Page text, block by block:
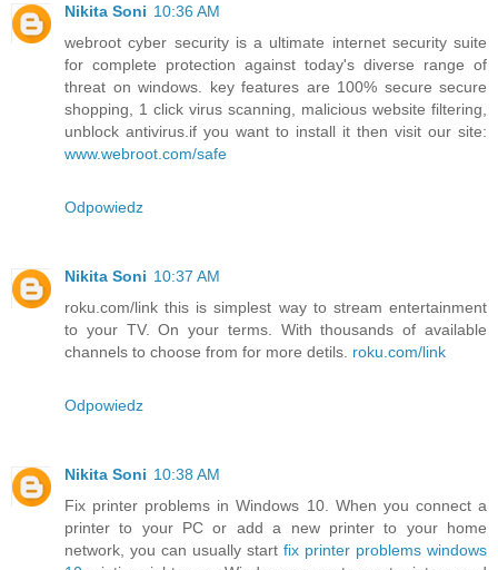
Nikita Soni 10:36 AM
webroot cyber security is a ultimate internet security suite
for complete protection against today's diverse range of
threat on windows. key features are 100% secure secure
shopping, 1 click virus scanning, malicious website filtering,
unblock antivirus.if you want to install it then visit our site:
www.webroot.com/safe
Odpowiedz
Nikita Soni 10:37 AM
roku.com/link this is simplest way to stream entertainment
to your TV. On your terms. With thousands of available
channels to choose from for more detils. roku.com/link
Odpowiedz
Nikita Soni 10:38 AM
Fix printer problems in Windows 10. When you connect a
printer to your PC or add a new printer to your home
network, you can usually start fix printer problems windows